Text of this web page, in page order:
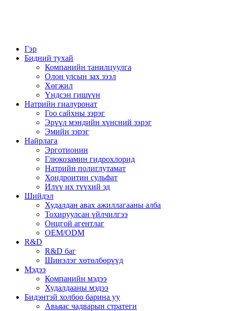
Гэр
Бидний тухай
Компанийн танилцуулга
Олон улсын зах зээл
Хөгжил
Үндсэн гишүүн
Натрийн гиалуронат
Гоо сайхны зэрэг
Эрүүл мэндийн хүнсний зэрэг
Эмийн зэрэг
Найрлага
Эрготионин
Глюкозамин гидрохлорид
Натрийн полиглутамат
Хондроитин сульфат
Илүү их түүхий эд
Шийдэл
Худалдан авах ажиллагааны алба
Тохируулсан үйлчилгээ
Онцгой агентлаг
OEM/ODM
R&D
R&D баг
Шинэлэг хөтөлбөрүүд
Мэдээ
Компанийн мэдээ
Худалдааны мэдээ
Бидэнтэй холбоо барина уу
Авьяас чадварын стратеги